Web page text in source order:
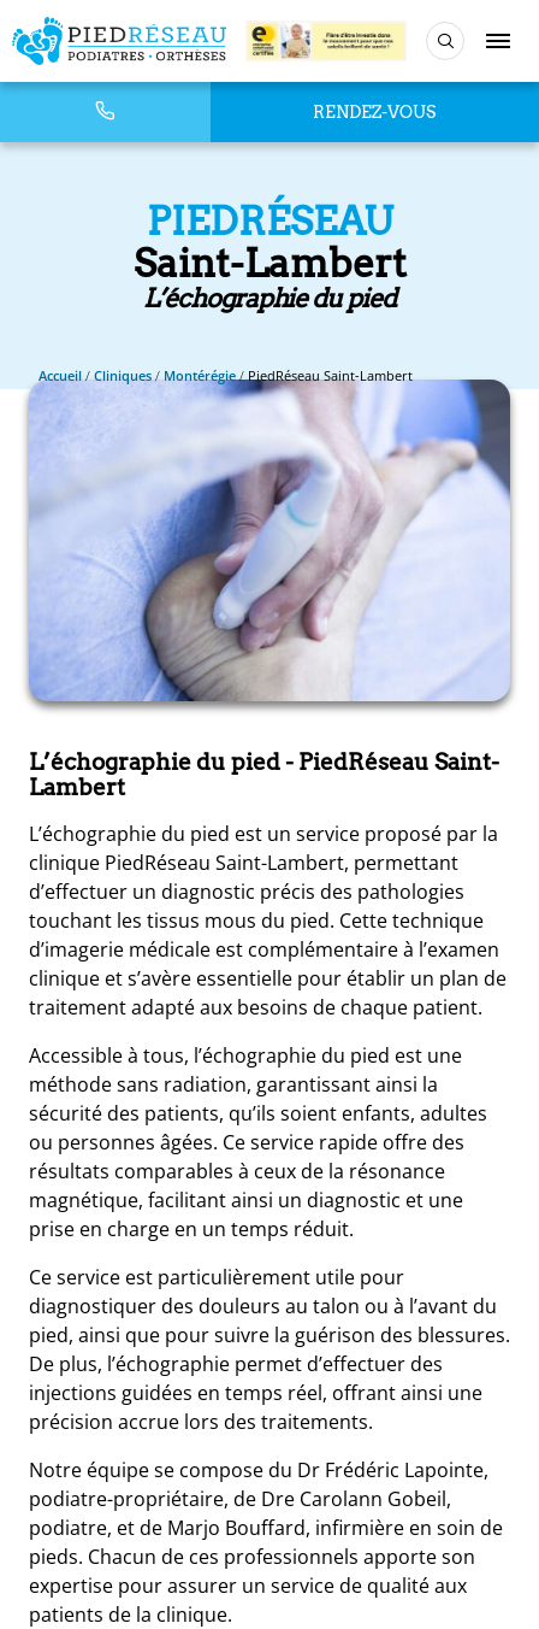
RENDEZ-VOUS
PIEDRÉSEAU
Saint-Lambert
L’échographie du pied
Accueil/Cliniques/Montérégie/PiedRéseau Saint-Lambert
L’échographie du pied- PiedRéseau Saint-
Lambert
L’échographie du pied est un service proposé par la
clinique PiedRéseau Saint-Lambert, permettant
d’effectuer un diagnostic précis des pathologies
touchant les tissus mous du pied. Cette technique
d’imagerie médicale est complémentaire à l’examen
clinique et s’avère essentielle pour établir un plan de
traitement adapté aux besoins de chaque patient.
Accessible à tous, l’échographie du pied est une
méthode sans radiation, garantissant ainsi la
sécurité des patients, qu’ils soient enfants, adultes
ou personnes âgées. Ce service rapide offre des
résultats comparables à ceux de la résonance
magnétique, facilitant ainsi un diagnostic et une
prise en charge en un temps réduit.
Ce service est particulièrement utile pour
diagnostiquer des douleurs au talon ou à l’avant du
pied, ainsi que pour suivre la guérison des blessures.
De plus, l’échographie permet d’effectuer des
injections guidées en temps réel, offrant ainsi une
précision accrue lors des traitements.
Notre équipe se compose du Dr Frédéric Lapointe,
podiatre-propriétaire, de Dre Carolann Gobeil,
podiatre, et de Marjo Bouffard, infirmière en soin de
pieds. Chacun de ces professionnels apporte son
expertise pour assurer un service de qualité aux
patients de la clinique.